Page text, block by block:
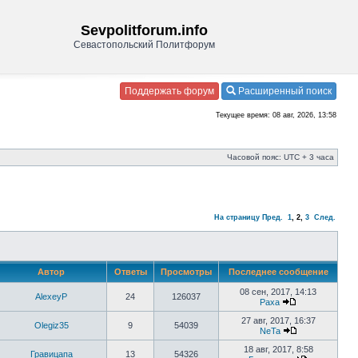
Sevpolitforum.info
Севастопольский Политфорум
Поддержать форум Расширенный поиск
Текущее время: 08 авг, 2026, 13:58
Часовой пояс: UTC + 3 часа
На страницу Пред. 1, 2, 3 След.
Автор Ответы Просмотры Последнее сообщение
AlexeyP 24 126037
08 сен, 2017, 14:13
Paxa
Olegiz35 9 54039
27 авг, 2017, 16:37
NeTa
Гравицапа 13 54326
18 авг, 2017, 8:58